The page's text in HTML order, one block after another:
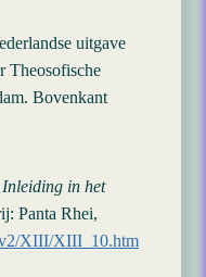
uitgave
Theosofische
Bovenkant
Inleiding in het
Panta Rhei,
XIII/XIII_10.htm